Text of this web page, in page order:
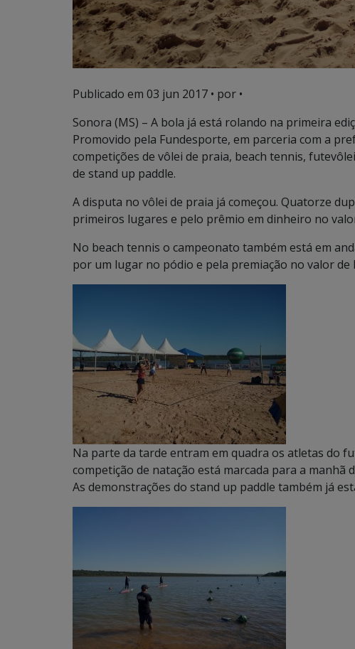
Publicado em 03 jun 2017 • por •
Sonora (MS) – A bola já está rolando na primeira
Promovido pela Fundesporte, em parceria com a
competições de vôlei de praia, beach tennis,
de stand up paddle.
A disputa no vôlei de praia já começou. Quatorze
primeiros lugares e pelo prêmio em dinheiro no
No beach tennis o campeonato também está em
por um lugar no pódio e pela premiação no valor de
Na parte da tarde entram em quadra os atletas do
competição de natação está marcada para a manhã
As demonstrações do stand up paddle também já